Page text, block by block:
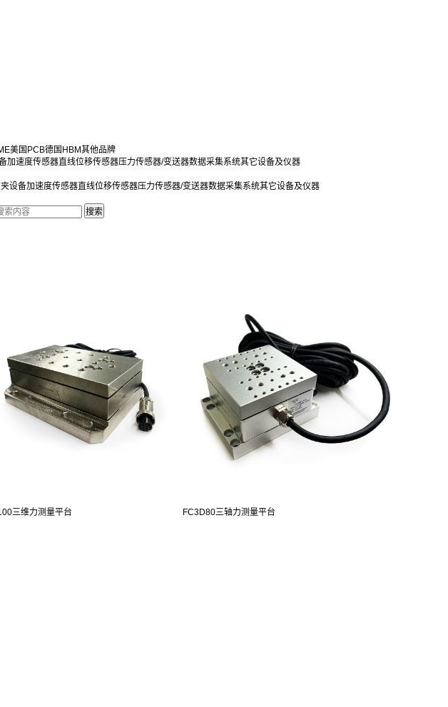
美国PCB德国HBM其他品牌
加速度传感器直线位移传感器压力传感器/变送器数据采集系统其它设备及仪器
设备加速度传感器直线位移传感器压力传感器/变送器数据采集系统其它设备及仪器
三维力测量平台 FC3D80三轴力测量平台